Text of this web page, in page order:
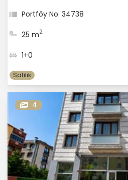
Portföy No: 34738
25 m2
1+0
Satılık
4